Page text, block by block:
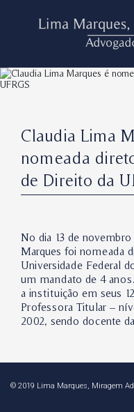
Claudia Lima
nomeada
de Direito da
No dia 13 de
Marques foi nomeada
Universidade Federal
um mandato de 4
a instituição em seus
Professora Titular –
2002, sendo docente
© 2019 Lima Marques, Miragem